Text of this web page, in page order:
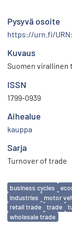
Pysyvä osoite
https://urn.fi/
Kuvaus
Suomen virallinen
ISSN
1799-0939
Aihealue
kauppa
Sarja
Turnover of trade
Avainsanat
business cycles
industries
motor
retail trade
trade
wholesale trade